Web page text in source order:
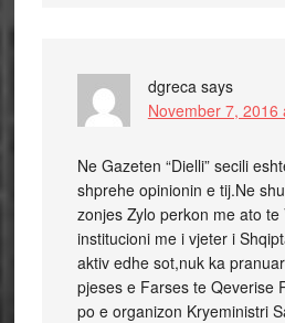
dgreca says
November 7, 2016
Ne Gazeten “Dielli” secili
shprehe opinionin e tij.Ne
zonjes Zylo perkon me ato te
institucioni me i vjeter i
aktiv edhe sot,nuk ka
pjeses e Farses te Qeverise
po e organizon Kryeministri